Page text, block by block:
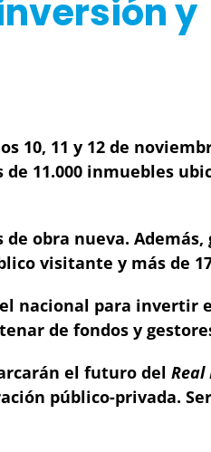
y
11 y 12 de
11.000 inmuebles
obra nueva.
visitante y más de
nacional para invertir
de fondos y
el futuro del Real
público-privada.